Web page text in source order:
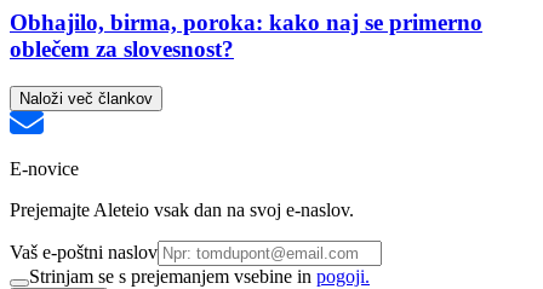
Obhajilo, birma, poroka: kako naj se primerno
oblečem za slovesnost?
Naloži več člankov
E-novice
Prejemajte Aleteio vsak dan na svoj e-naslov.
Vaš e-poštni naslov
Strinjam se s prejemanjem vsebine in pogoji.